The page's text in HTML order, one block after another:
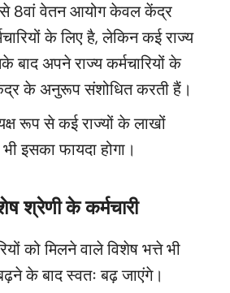
8वां वेतन आयोग केवल केंद्र
के लिए है, लेकिन कई राज्य
बाद अपने राज्य कर्मचारियों के
के अनुरूप संशोधित करती हैं।
रूप से कई राज्यों के लाखों
भी इसका फायदा होगा।
श्रेणी के कर्मचारी
को मिलने वाले विशेष भत्ते भी
के बाद स्वतः बढ़ जाएंगे।